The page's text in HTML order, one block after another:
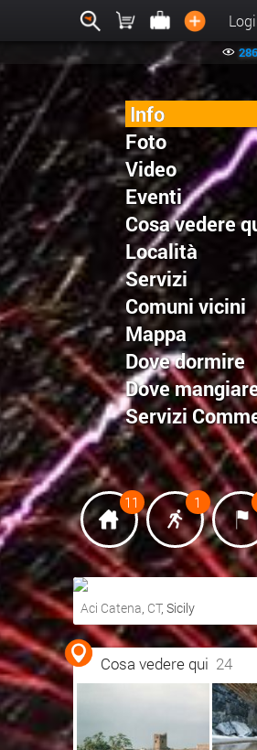
Info
Foto
Video
Eventi
Cosa vedere
Località
Servizi
Comuni vicini
Mappa
Dove dormire
Dove
Servizi
11 1
Ottieni indicazioni
Visualizza mappa
Aci Catena, CT, Sicily
Cosa vedere qui 24